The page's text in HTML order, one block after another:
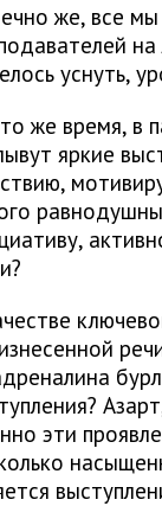
же, все
уснуть,
же время, в
яркие
эти